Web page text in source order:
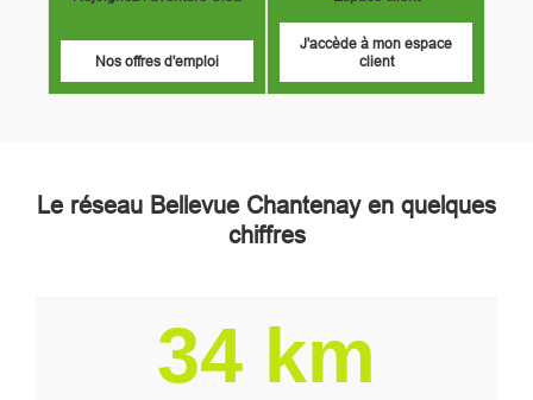
Nos offres d'emploi
J'accède à mon espace
client
Le réseau Bellevue Chantenay en quelques
chiffres
34 km